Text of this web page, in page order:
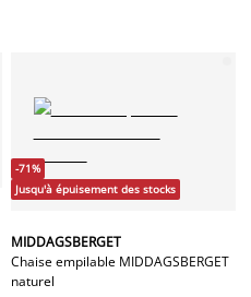
-71%
Jusqu'à épuisement des stocks
MIDDAGSBERGET
Chaise empilable MIDDAGSBERGET
naturel